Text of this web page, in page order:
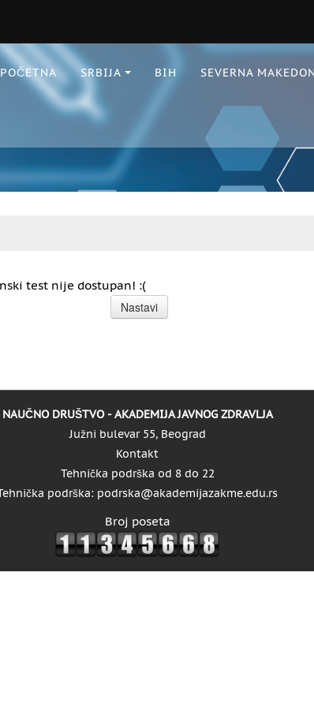
POČETNA SRBIJA BIH SEVERNA
test nije dostupan! :(
NAUČNO DRUŠTVO - AKADEMIJA JAVNOG ZDRAVLJA
Južni bulevar 55, Beograd
Kontakt
Tehnička podrška od 8 do 22
podrška: podrska@akademijazakme.edu.rs
Broj poseta